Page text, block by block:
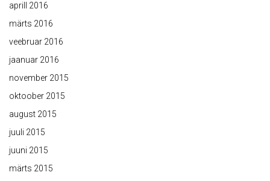
aprill 2016
märts 2016
veebruar 2016
jaanuar 2016
november 2015
oktoober 2015
august 2015
juuli 2015
juuni 2015
märts 2015